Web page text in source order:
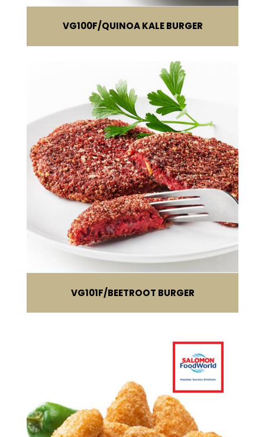
VG100F QUINOA KALE BURGER
VG101F BEETROOT BURGER